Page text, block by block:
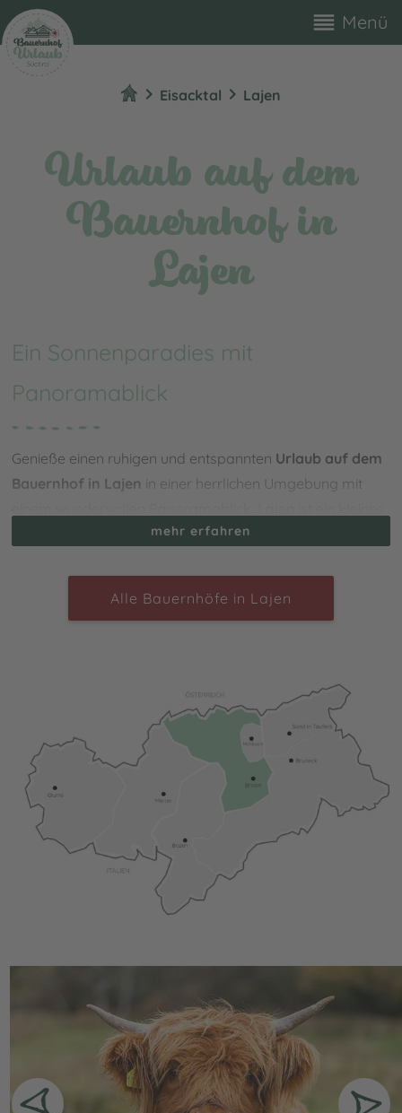
reorder Menü
chevron_right Eisacktal chevron_right Lajen
Urlaub auf dem
Bauernhof in
Lajen
Ein Sonnenparadies mit
Panoramablick
Genieße einen ruhigen und entspannten Urlaub auf dem
Bauernhof in Lajen in einer herrlichen Umgebung mit
uriges Bergdorf und befindet sich eingebettet zwischen
Gastfreundschaft hervor und bietet unzählige
Einheimischen kennenlernen und nicht nur an besonderen
Veranstaltungen wie dem Almabtrieb teilnehmen,
sondern ebenso die originale Bauernküche mit ihren
vielen Köstlichkeiten genießen.
mehr erfahren
Alle Bauernhöfe in Lajen